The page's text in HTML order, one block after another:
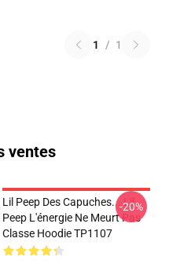
1 / 1
ventes
Lil Peep Des Capuches... Lil
Peep L'énergie Ne Meurt Pas
Classe Hoodie TP1107
-20%